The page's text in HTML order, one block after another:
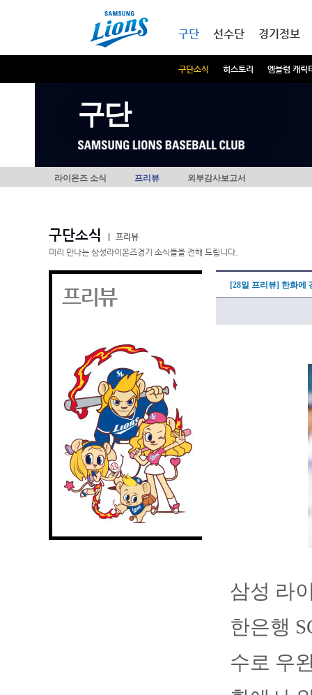
구단
구단소식 히스토리 엠블럼 캐릭
선수단 경기정보
구단
라이온즈 소식 프리뷰 외부감사보고서
구단소식
프리뷰
미리 만나는 삼성라이온즈경기 소식들을 전해 드립니다.
프리뷰 [28일 프리뷰] 한화에
삼성 라
한은행
수로 우